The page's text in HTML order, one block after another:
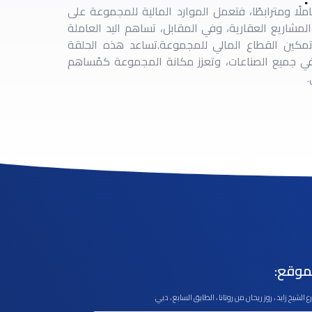
ومترابطًا، فتعمل الموارد المالية للمجموعة على
العقارية، وفي المقابل، تساهم اليد العاملة
القطاع المالي للمجموعة. تساعد هذه الحلقة
جميع الصناعات، وتعزز مكانة المجموعة كمُساهم
الشيخ زايد ، روز ريحان من روتانا ، الطابق السابع ، دبي